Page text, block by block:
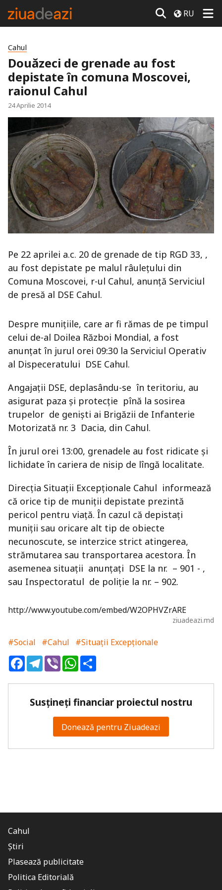
RU
Cahul
Douăzeci de grenade au fost
depistate în comuna Moscovei,
raionul Cahul
24 Aprilie 2014
Pe 22 aprilei a.c. 20 de grenade de tip RGD 33, ,
au fost depistate pe malul râulețului din
Comuna Moscovei, r-ul Cahul, anunță Serviciul
de presă al DSE Cahul.
Despre munițiile, care ar fi rămas de pe timpul
celui de-al Doilea Război Mondial, a fost
anunțat în jurul orei 09:30 la Serviciul Operativ
al Dispeceratului DSE Cahul.
Angajații DSE, deplasându-se în teritoriu, au
asigurat paza și protecție pînă la sosirea
trupelor de geniști ai Brigăzii de Infanterie
Motorizată nr. 3 Dacia, din Cahul.
În jurul orei 13:00, grenadele au fost ridicate și
lichidate în cariera de nisip de lîngă localitate.
Direcția Situații Excepționale Cahul informează
că orice tip de muniții depistate prezintă
pericol pentru viață. În cazul că depistați
muniții sau oricare alt tip de obiecte
necunoscute, se interzice strict atingerea,
strămutarea sau transportarea acestora. În
asemenea situații anunțați DSE la nr. – 901 - ,
sau Inspectoratul de poliție la nr. – 902.
http://www.youtube.com/embed/W2OPHVZrARE
ziuadeazi.md
#Social #Cahul
#Situații Excepționale
FacebookTelegram
ViberWhatsApp
Susțineți financiar proiectul nostru
Donează pentru Ziuadeazi
Cahul
Știri
Plasează publicitate
Politica Editorială